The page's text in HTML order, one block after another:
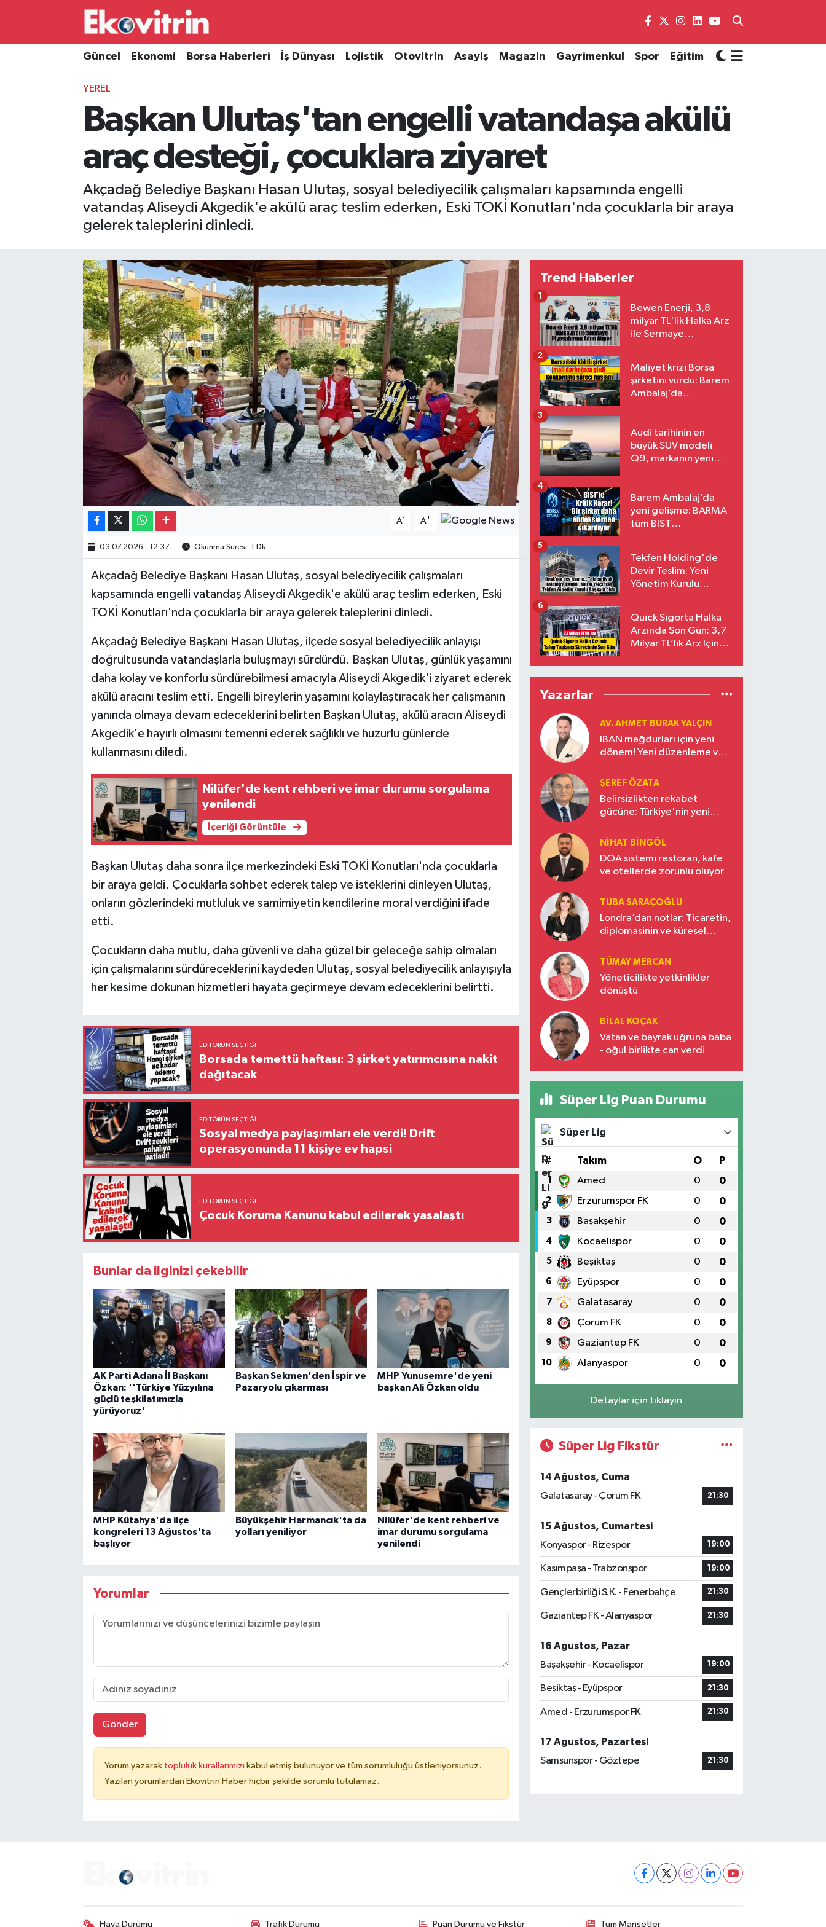
Güncel Ekonomi Borsa Haberleri İş Dünyası Lojistik Otovitrin Asayiş Magazin Gayrimenkul Spor Eğitim
YEREL
Başkan Ulutaş'tan engelli vatandaşa akülü
araç desteği, çocuklara ziyaret
Akçadağ Belediye Başkanı Hasan Ulutaş, sosyal belediyecilik çalışmaları kapsamında engelli
vatandaş Aliseydi Akgedik'e akülü araç teslim ederken, Eski TOKİ Konutları'nda çocuklarla bir araya
gelerek taleplerini dinledi.
A- A+
03.07.2026 - 12:37 Okunma Süresi: 1 Dk
Akçadağ Belediye Başkanı Hasan Ulutaş, sosyal belediyecilik çalışmaları
kapsamında engelli vatandaş Aliseydi Akgedik'e akülü araç teslim ederken, Eski
TOKİ Konutları'nda çocuklarla bir araya gelerek taleplerini dinledi.
Akçadağ Belediye Başkanı Hasan Ulutaş, ilçede sosyal belediyecilik anlayışı
doğrultusunda vatandaşlarla buluşmayı sürdürdü. Başkan Ulutaş, günlük yaşamını
daha kolay ve konforlu sürdürebilmesi amacıyla Aliseydi Akgedik'i ziyaret ederek
akülü aracını teslim etti. Engelli bireylerin yaşamını kolaylaştıracak her çalışmanın
yanında olmaya devam edeceklerini belirten Başkan Ulutaş, akülü aracın Aliseydi
Akgedik'e hayırlı olmasını temenni ederek sağlıklı ve huzurlu günlerde
kullanmasını diledi.
Nilüfer'de kent rehberi ve imar durumu sorgulama
yenilendi
İçeriği Görüntüle
Başkan Ulutaş daha sonra ilçe merkezindeki Eski TOKİ Konutları'nda çocuklarla
bir araya geldi. Çocuklarla sohbet ederek talep ve isteklerini dinleyen Ulutaş,
onların gözlerindeki mutluluk ve samimiyetin kendilerine moral verdiğini ifade
etti.
Çocukların daha mutlu, daha güvenli ve daha güzel bir geleceğe sahip olmaları
için çalışmalarını sürdüreceklerini kaydeden Ulutaş, sosyal belediyecilik anlayışıyla
her kesime dokunan hizmetleri hayata geçirmeye devam edeceklerini belirtti.
EDITÖRÜN SEÇTIĞI
Borsada temettü haftası: 3 şirket yatırımcısına nakit
dağıtacak
EDITÖRÜN SEÇTIĞI
Sosyal medya paylaşımları ele verdi! Drift
operasyonunda 11 kişiye ev hapsi
EDITÖRÜN SEÇTIĞI
Çocuk Koruma Kanunu kabul edilerek yasalaştı
Bunlar da ilginizi çekebilir
AK Parti Adana İl Başkanı
Özkan: ''Türkiye Yüzyılına
güçlü teşkilatımızla
yürüyoruz'
Başkan Sekmen'den İspir ve
Pazaryolu çıkarması
MHP Yunusemre'de yeni
başkan Ali Özkan oldu
MHP Kütahya'da ilçe
kongreleri 13 Ağustos'ta
başlıyor
Büyükşehir Harmancık'ta da
yolları yeniliyor
Nilüfer'de kent rehberi ve
imar durumu sorgulama
yenilendi
Yorumlar
Gönder
Yorum yazarak topluluk kurallarımızı kabul etmiş bulunuyor ve tüm sorumluluğu üstleniyorsunuz.
Yazılan yorumlardan Ekovitrin Haber hiçbir şekilde sorumlu tutulamaz.
Trend Haberler
Bewen Enerji, 3,8
milyar TL'lik Halka Arz
ile Sermaye
1
Maliyet krizi Borsa
şirketini vurdu: Barem
Ambalaj’da
2
Audi tarihinin en
büyük SUV modeli
Q9, markanın yeni
3
Barem Ambalaj’da
yeni gelişme: BARMA
tüm BIST
4
Tekfen Holding'de
Devir Teslim: Yeni
Yönetim Kurulu
5
Quick Sigorta Halka
Arzında Son Gün: 3,7
Milyar TL’lik Arz İçin
Eriyor
6
Yazarlar
AV. AHMET BURAK YALÇIN
IBAN mağdurları için yeni
dönem! Yeni düzenleme ve
ŞEREF ÖZATA
Belirsizlikten rekabet
gücüne: Türkiye'nin yeni
NIHAT BINGÖL
DOA sistemi restoran, kafe
ve otellerde zorunlu oluyor
TUBA SARAÇOĞLU
Londra’dan notlar: Ticaretin,
diplomasinin ve küresel
Türkiye’nin yükselen gücü
TÜMAY MERCAN
Yöneticilikte yetkinlikler
dönüştü
BILAL KOÇAK
Vatan ve bayrak uğruna baba
- oğul birlikte can verdi
Süper Lig Puan Durumu
Süper Lig
# Takım O P
1 Amed 0 0
2 Erzurumspor FK 0 0
3 Başakşehir 0 0
4 Kocaelispor 0 0
5 Beşiktaş 0 0
6 Eyüpspor 0 0
7 Galatasaray 0 0
8 Çorum FK 0 0
9 Gaziantep FK 0 0
10 Alanyaspor 0 0
Detaylar için tıklayın
Süper Lig Fikstür
14 Ağustos, Cuma
Galatasaray - Çorum FK
21:30
15 Ağustos, Cumartesi
Konyaspor - Rizespor
19:00
Kasımpaşa - Trabzonspor 19:00
Gençlerbirliği S.K. - Fenerbahçe 21:30
Gaziantep FK - Alanyaspor 21:30
16 Ağustos, Pazar
Başakşehir - Kocaelispor
19:00
Beşiktaş - Eyüpspor 21:30
Amed - Erzurumspor FK 21:30
17 Ağustos, Pazartesi
Samsunspor - Göztepe
21:30
Hava Durumu Trafik Durumu Puan Durumu ve Fikstür Tüm Manşetler
Güncel
Borsa Haberleri
Gayrimenkul
Hava Durumu
Süper Lig Puan Durumu ve Fikstür
Son Dakika Haberleri
Haber Arşivi